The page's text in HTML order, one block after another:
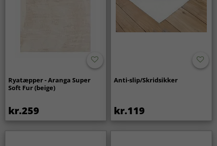
Ryatæpper - Aranga Super
Soft Fur (beige)
kr.259
Anti-slip/Skridsikker
kr.119